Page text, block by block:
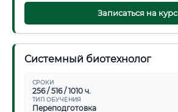
Записаться на курс
Системный биотехнолог
СРОКИ
256 / 516 / 1010 ч.
ТИП ОБУЧЕНИЯ
Переподготовка